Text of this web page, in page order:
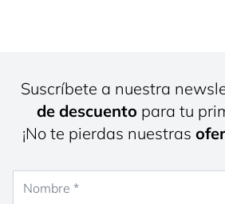
Suscríbete a nuestra
de descuento para tu
¡No te pierdas nuestras